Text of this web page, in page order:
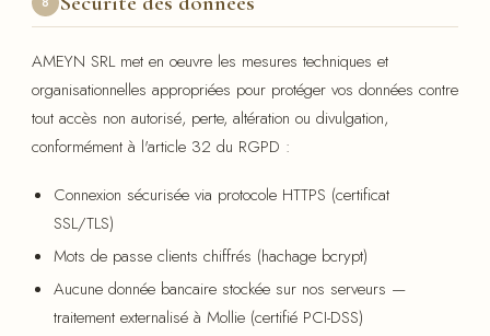
AMEYN SRL met en oeuvre les mesures techniques et
organisationnelles appropriées pour protéger vos données contre
tout accès non autorisé, perte, altération ou divulgation,
conformément à l'article 32 du RGPD :
Connexion sécurisée via protocole HTTPS (certificat
SSL/TLS)
Mots de passe clients chiffrés (hachage bcrypt)
Aucune donnée bancaire stockée sur nos serveurs —
traitement externalisé à Mollie (certifié PCI-DSS)